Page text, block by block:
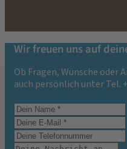
Wir freuen uns auf
Ob Fragen, Wünsche
auch persönlich unter Tel.